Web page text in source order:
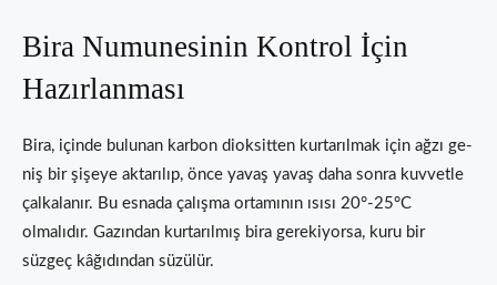
Bira Numunesinin Kontrol İçin
Hazırlanması
Bira, içinde bulunan karbon dioksitten kurtarılmak için ağzı ge­
niş bir şişeye aktarılıp, önce yavaş yavaş daha sonra kuvvetle
çal­kalanır. Bu esnada çalışma ortamının ısısı 20°-25°C
olmalıdır. Ga­zından kurtarılmış bira gerekiyorsa, kuru bir
süzgeç kâğıdından sü­zülür.